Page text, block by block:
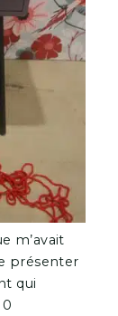
m’avait
présenter
qui